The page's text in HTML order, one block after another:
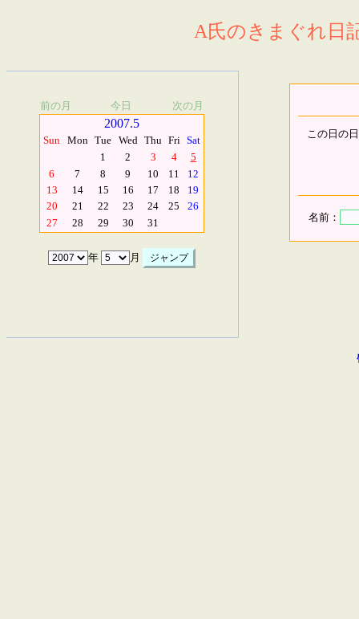
A氏のきまぐれ日
前の月 今日 次の月
2007.5
Sun Mon Tue Wed Thu Fri Sat
1
2 3 4
5
6
7 8 9 10 11
12
13
14 15 16 17 18
19
20
21 22 23 24 25
26
27
28 29 30 31
年 月
この日の
名前：